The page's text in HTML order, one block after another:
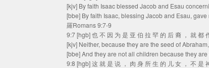
[kjv] By faith Isaac blessed Jacob and Esau
[bbe] By faith Isaac, blessing Jacob and Esau,
羅Romans 9:7-9
9:7 [hgb] 也 不 因 为 是 亚 伯 拉 罕 的 后 裔 ， 就 都
[kjv] Neither, because they are the seed of
[bbe] And they are not all children because they
9:8 [hgb] 这 就 是 说 ， 肉 身 所 生 的 儿 女 ， 不 是